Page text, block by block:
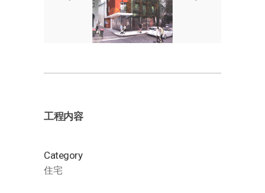
工程内容
Category
住宅